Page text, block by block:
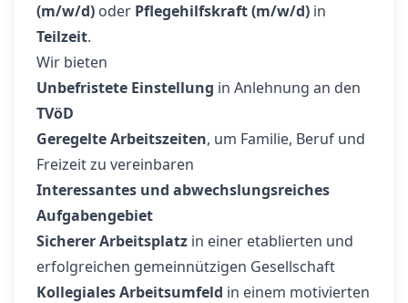
(m/w/d) oder Pflegehilfskraft (m/w/d) in
Teilzeit.
Wir bieten
Unbefristete Einstellung in Anlehnung an den
TVöD
Geregelte Arbeitszeiten, um Familie, Beruf und
Freizeit zu vereinbaren
Interessantes und abwechslungsreiches
Aufgabengebiet
Sicherer Arbeitsplatz in einer etablierten und
erfolgreichen gemeinnützigen Gesellschaft
Kollegiales Arbeitsumfeld in einem motivierten